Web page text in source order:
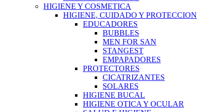
HIGIENE Y COSMETICA
HIGIENE, CUIDADO Y PROTECCION
EDUCADORES
BUBBLES
MEN FOR SAN
STANGEST
EMPAPADORES
PROTECTORES
CICATRIZANTES
SOLARES
HIGIENE BUCAL
HIGIENE OTICA Y OCULAR